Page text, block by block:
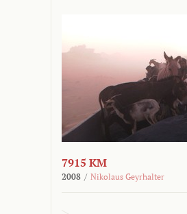
7915 KM
2008 / Nikolaus Geyrhalter